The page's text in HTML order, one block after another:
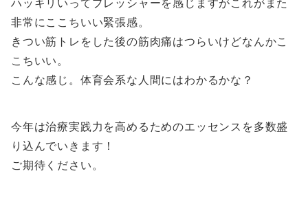
ハッキリいってプレッシャーを感じますがこれがまた
非常にここちいい緊張感。
きつい筋トレをした後の筋肉痛はつらいけどなんかこ
こちいい。
こんな感じ。体育会系な人間にはわかるかな？
今年は治療実践力を高めるためのエッセンスを多数盛
り込んでいきます！
ご期待ください。